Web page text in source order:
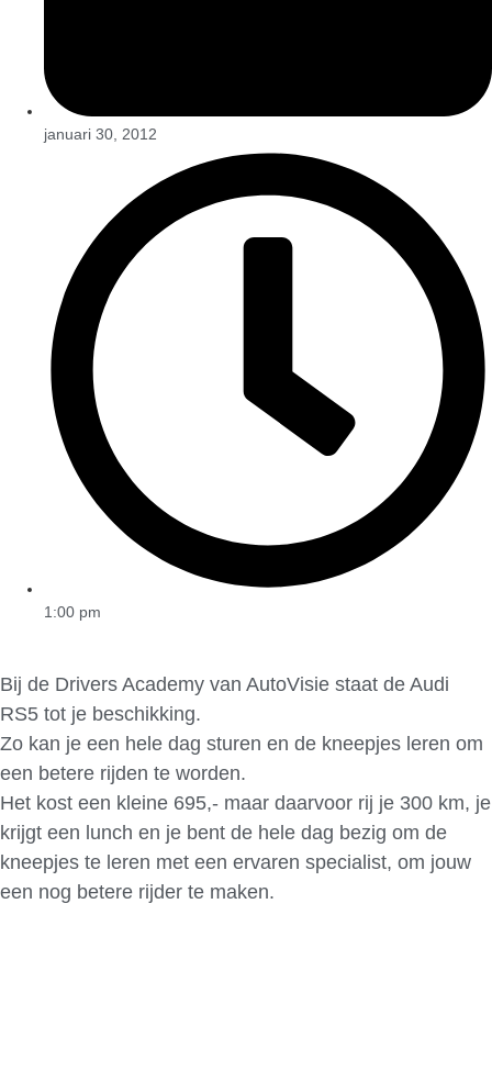
januari 30, 2012
1:00 pm
Bij de Drivers Academy van AutoVisie staat de Audi
RS5 tot je beschikking.
Zo kan je een hele dag sturen en de kneepjes leren om
een betere rijden te worden.
Het kost een kleine 695,- maar daarvoor rij je 300 km, je
krijgt een lunch en je bent de hele dag bezig om de
kneepjes te leren met een ervaren specialist, om jouw
een nog betere rijder te maken.